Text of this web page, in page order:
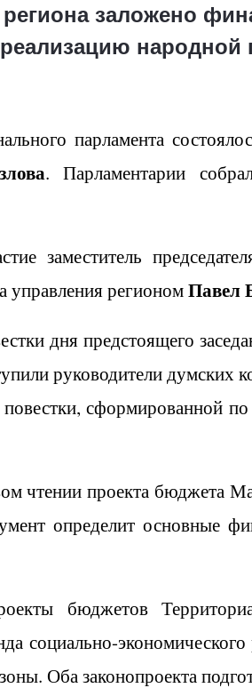
заложено
парламента
. Парламентарии
заместитель
управления региономПавел
дня предстоящего
руководители думских
сформированной
чтении проекта бюджета
определит основные
бюджетов
социально-
Оба законопроекта